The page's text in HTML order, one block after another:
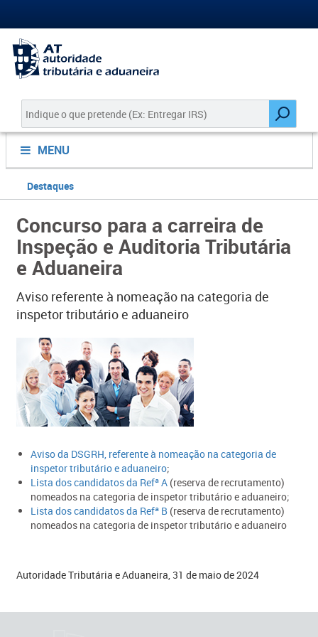
MENU
Destaques
Concurso para a carreira de
Inspeção e Auditoria Tributária
e Aduaneira
Aviso referente à nomeação na categoria de
inspetor tributário e aduaneiro
Aviso da DSGRH, referente à nomeação na categoria de
inspetor tributário e aduaneiro;
Lista dos candidatos da Refª A(reserva de recrutamento)
nomeados na categoria de inspetor tributário e aduaneiro;
Lista dos candidatos da Refª B​(reserva de recrutamento)
nomeados na categoria de inspetor tributário e aduaneiro
Autoridade Tributária e Aduaneira, 31 de maio de 2024